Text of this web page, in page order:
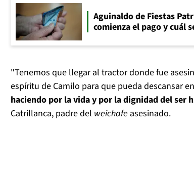
Aguinaldo de Fiestas
comienza el pago y cuál
"Tenemos que llegar al tractor donde fue
espíritu de Camilo para que pueda descansar
haciendo por la vida y por la dignidad del ser
Catrillanca, padre del weichafe asesinado.